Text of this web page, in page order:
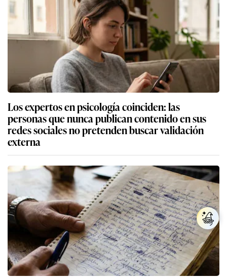
Los expertos en psicología coinciden: las
personas que nunca publican contenido en sus
redes sociales no pretenden buscar validación
externa